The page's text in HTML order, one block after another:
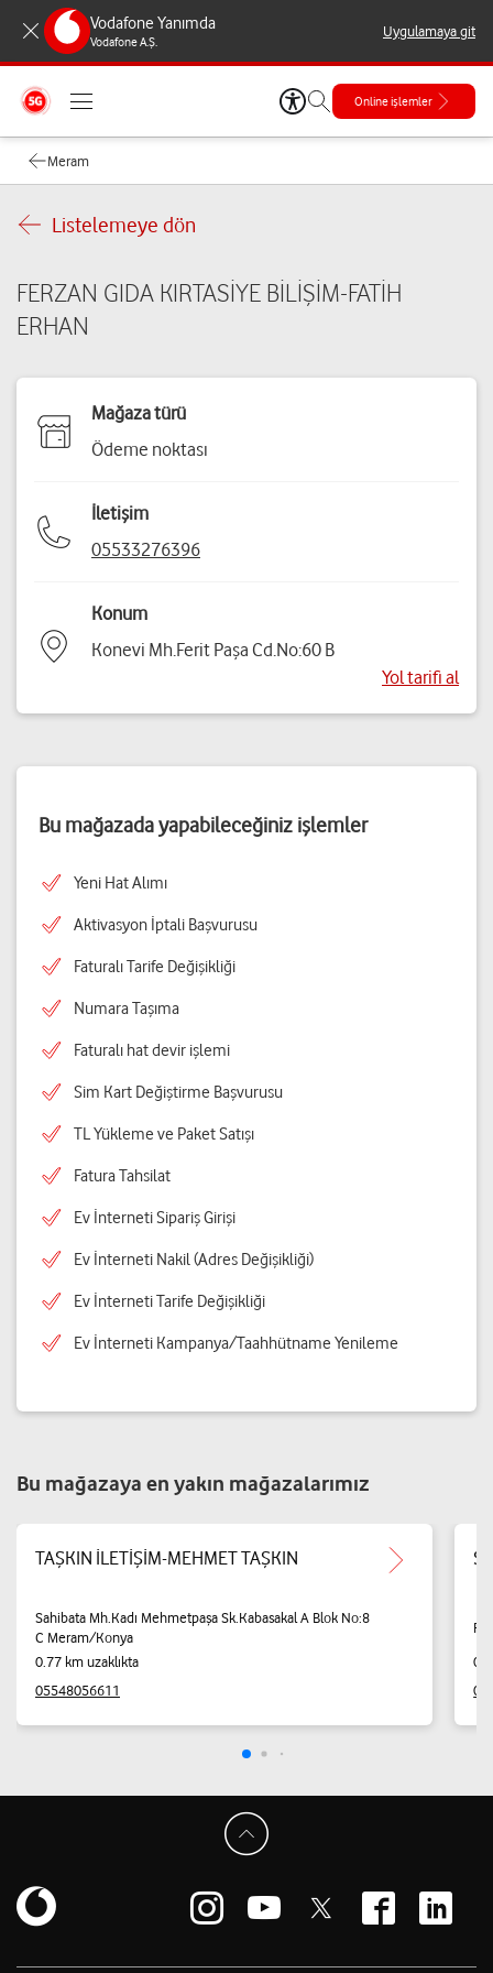
Vodafone Yanımda
Vodafone A.Ş.
Uygulamaya git
Online işlemler
Meram
Listelemeye dön
FERZAN GIDA KIRTASİYE BİLİŞİM-FATİH
ERHAN
Mağaza türü
Ödeme noktası
İletişim
05533276396
Konum
Konevi Mh.Ferit Paşa Cd.No:60 B
Yol tarifi al
Bu mağazada yapabileceğiniz işlemler
Yeni Hat Alımı
Aktivasyon İptali Başvurusu
Faturalı Tarife Değişikliği
Numara Taşıma
Faturalı hat devir işlemi
Sim Kart Değiştirme Başvurusu
TL Yükleme ve Paket Satışı
Fatura Tahsilat
Ev İnterneti Sipariş Girişi
Ev İnterneti Nakil (Adres Değişikliği)
Ev İnterneti Tarife Değişikliği
Ev İnterneti Kampanya/Taahhütname Yenileme
Bu mağazaya en yakın mağazalarımız
TAŞKIN İLETİŞİM-MEHMET TAŞKIN
Sahibata Mh.Kadı Mehmetpaşa Sk.Kabasakal A Blok No:8
C Meram/Konya
0.77 km uzaklıkta
05548056611